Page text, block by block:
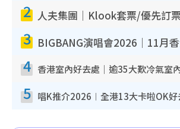
2
3
4
5